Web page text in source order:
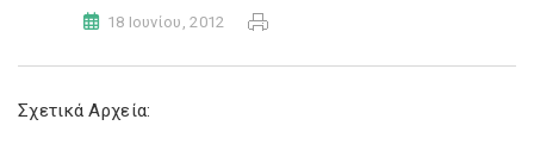
18 Ιουνίου, 2012
Σχετικά Αρχεία: